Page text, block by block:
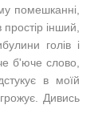
помешканні,
інший,
голів і
б'юче слово,
в моїй
Дивись